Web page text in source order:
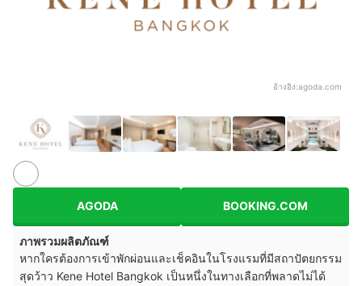
อ้างอิง:agoda.com
AGODA BOOKING.COM
ภาพรวมผลิตภัณฑ์
หากใครต้องการเข้าพักผ่อนและเช็คอินในโรงแรมที่มีสถาปัตยกรรม
สุดว้าว Kene Hotel Bangkok เป็นหนึ่งในทางเลือกที่พลาดไม่ได้